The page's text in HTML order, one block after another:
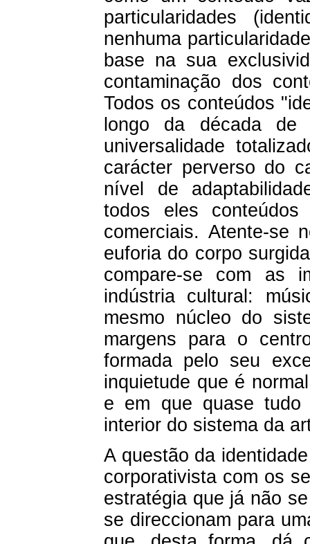
particularidades
nenhuma
base na sua
contaminação dos
Todos os conteúdos
longo da década de
universalidade
carácter perverso do
nível de
todos eles
comerciais. Atente-se
euforia do corpo
compare-se com as
indústria cultural:
mesmo núcleo do
margens para o
formada pelo seu
inquietude que é
e em que quase
interior do sistema da
A questão da
corporativista com os
estratégia que já não
se direccionam para